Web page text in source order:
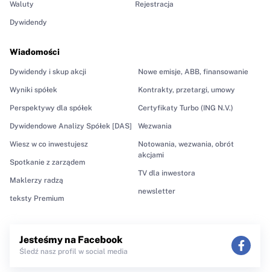
Waluty
Dywidendy
Wiadomości
Dywidendy i skup akcji
Wyniki spółek
Perspektywy dla spółek
Dywidendowe Analizy Spółek [DAS]
Wiesz w co inwestujesz
Spotkanie z zarządem
Maklerzy radzą
teksty Premium
Nowe emisje, ABB, finansowanie
Kontrakty, przetargi, umowy
Certyfikaty Turbo (ING N.V.)
Wezwania
Notowania, wezwania, obrót
akcjami
TV dla inwestora
newsletter
Rejestracja
Jesteśmy na Facebook
Śledź nasz profil w social media